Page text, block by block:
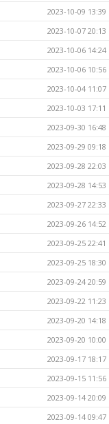
2023-10-09 13:39
2023-10-07 20:13
2023-10-06 14:24
2023-10-06 10:56
2023-10-04 11:07
2023-10-03 17:11
2023-09-30 16:48
2023-09-29 09:18
2023-09-28 22:03
2023-09-28 14:53
2023-09-27 22:33
2023-09-26 14:52
2023-09-25 22:41
2023-09-25 18:30
2023-09-24 20:59
2023-09-22 11:23
2023-09-20 14:18
2023-09-20 10:00
2023-09-17 18:17
2023-09-15 11:56
2023-09-14 20:09
2023-09-14 09:47